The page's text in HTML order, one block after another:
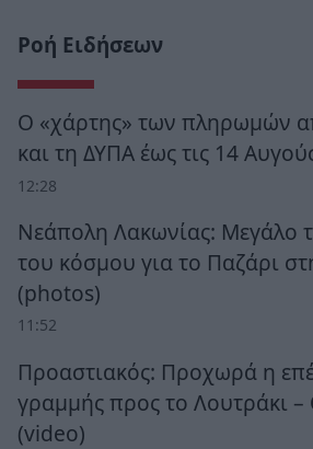
Ροή Ειδήσεων
Ο «χάρτης» των πληρωμών
και τη ΔΥΠΑ έως τις 14
12:28
Νεάπολη Λακωνίας: Μεγάλο
του κόσμου για το Παζάρι
(photos)
11:52
Προαστιακός: Προχωρά η
γραμμής προς το Λουτράκι –
(video)